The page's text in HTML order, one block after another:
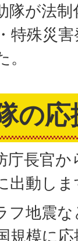
隊が法
特殊災
の
庁長官
出動し
フ地震
規模に